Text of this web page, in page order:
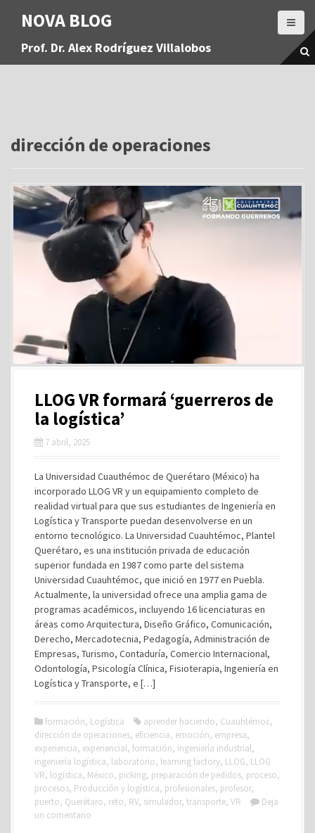
a
NOVA BLOG
Prof. Dr. Alex Rodríguez Villalobos
dirección de operaciones
LLOG VR formará ‘guerreros de
la logística’
7 abril, 2025
La Universidad Cuauthémoc de Querétaro (México) ha
incorporado LLOG VR y un equipamiento completo de
realidad virtual para que sus estudiantes de Ingeniería en
Logística y Transporte puedan desenvolverse en un
entorno tecnológico. La Universidad Cuauhtémoc, Plantel
Querétaro, es una institución privada de educación
superior fundada en 1987 como parte del sistema
Universidad Cuauhtémoc, que inició en 1977 en Puebla.
Actualmente, la universidad ofrece una amplia gama de
programas académicos, incluyendo 16 licenciaturas en
áreas como Arquitectura, Diseño Gráfico, Comunicación,
Derecho, Mercadotecnia, Pedagogía, Administración de
Empresas, Turismo, Contaduría, Comercio Internacional,
Odontología, Psicología Clínica, Fisioterapia, Ingeniería en
Logística y Transporte, e […]
formación, Logística aprender haciendo, Cuauhtémoc,
dirección de operaciones, eficiencia, emoción, empresa,
experiencia, experiencial, formación, ingeniería industrial,
ingeniería logística, laboratorio, learning factory, LLOG, LLOG
VR, logística, México, picking, preparación de pedidos, proceso,
procesos, Producción y logística, profesionales, profesor,
puerto, Querétaro, reto, RV, simulador, transporte, VR
Deja
un comentario